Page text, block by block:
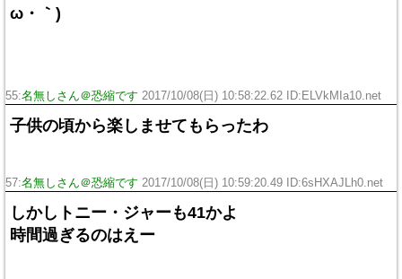
ω・｀)
55:名無しさん＠恐縮です 2017/10/08(日) 10:58:22.62 ID:ELVkMIa10.net
子供の頃から楽しませてもらったわ
57:名無しさん＠恐縮です 2017/10/08(日) 10:59:20.49 ID:6sHXAJLh0.net
しかしトニー・ジャーも41かよ
時間過ぎるのはえー